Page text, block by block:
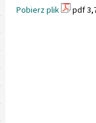
Pobierz plik pdf